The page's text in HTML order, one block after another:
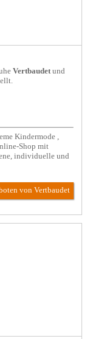
Vertbaudetund
Kindermode ,
Shop mit
individuelle und
von Vertbaudet